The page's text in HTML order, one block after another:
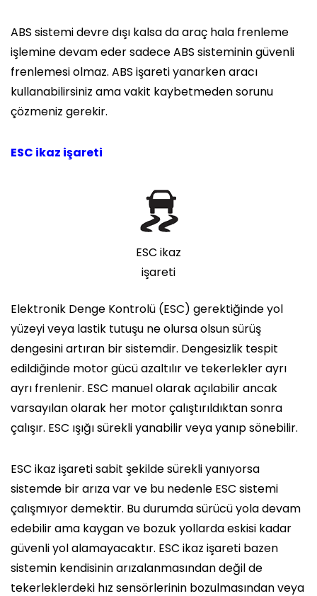
ABS sistemi devre dışı kalsa da araç hala frenleme
işlemine devam eder sadece ABS sisteminin güvenli
frenlemesi olmaz. ABS işareti yanarken aracı
kullanabilirsiniz ama vakit kaybetmeden sorunu
çözmeniz gerekir.
ESC ikaz işareti
ESC ikaz
işareti
Elektronik Denge Kontrolü (ESC) gerektiğinde yol
yüzeyi veya lastik tutuşu ne olursa olsun sürüş
dengesini artıran bir sistemdir. Dengesizlik tespit
edildiğinde motor gücü azaltılır ve tekerlekler ayrı
ayrı frenlenir. ESC manuel olarak açılabilir ancak
varsayılan olarak her motor çalıştırıldıktan sonra
çalışır. ESC ışığı sürekli yanabilir veya yanıp sönebilir.
ESC ikaz işareti sabit şekilde sürekli yanıyorsa
sistemde bir arıza var ve bu nedenle ESC sistemi
çalışmıyor demektir. Bu durumda sürücü yola devam
edebilir ama kaygan ve bozuk yollarda eskisi kadar
güvenli yol alamayacaktır. ESC ikaz işareti bazen
sistemin kendisinin arızalanmasından değil de
tekerleklerdeki hız sensörlerinin bozulmasından veya